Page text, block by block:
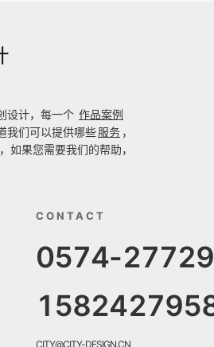
设计，每一个 作品案例
我们可以提供哪些服务 ，
如果您需要我们的帮助，
CONTACT
0574-
CITY@CITY-DESIGN.CN